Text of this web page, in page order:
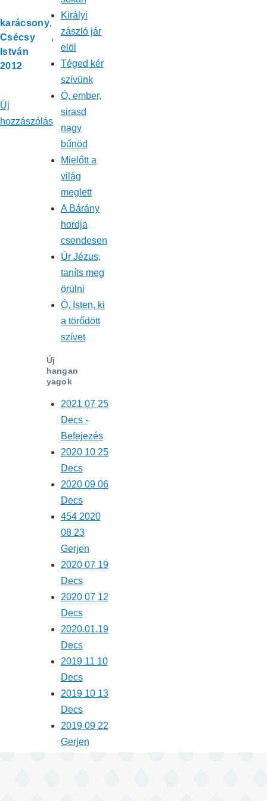
karácsony
Csécsy
István
2012
Új
hozzászólás
Királyi
zászló jár
elöl
Téged kér
szívünk
Ó, ember,
sirasd
nagy
bűnöd
Mielőtt a
világ
meglett
A Bárány
hordja
csendesen
Úr Jézus,
taníts meg
örülni
Ó, Isten, ki
a törődött
szívet
Új
hangan
yagok
2021 07 25
Decs -
Befejezés
2020 10 25
Decs
2020 09 06
Decs
454 2020
08 23
Gerjen
2020 07 19
Decs
2020 07 12
Decs
2020.01.19
Decs
2019 11 10
Decs
2019 10 13
Decs
2019 09 22
Gerjen